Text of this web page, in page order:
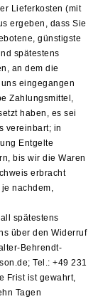
Lieferkosten (mit
ergeben, dass Sie
günstigste
spätestens
an dem die
eingegangen
Zahlungsmittel,
haben, es sei
vereinbart; in
Entgelte
bis wir die Waren
erbracht
nachdem,
spätestens
über den Widerruf
Behrendt-
; Tel.: +49 231
Frist ist gewahrt,
Tagen